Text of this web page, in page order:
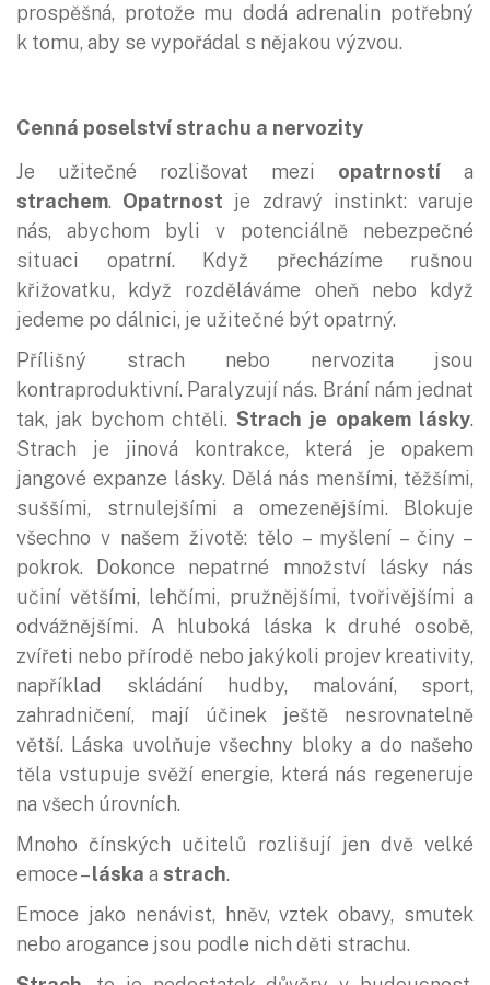
prospěšná, protože mu dodá adrenalin potřebný
k tomu, aby se vypořádal s nějakou výzvou.
Cenná poselství strachu a nervozity
Je užitečné rozlišovat mezi opatrností a
strachem. Opatrnost je zdravý instinkt: varuje
nás, abychom byli v potenciálně nebezpečné
situaci opatrní. Když přecházíme rušnou
křižovatku, když rozděláváme oheň nebo když
jedeme po dálnici, je užitečné být opatrný.
Přílišný strach nebo nervozita jsou
kontraproduktivní. Paralyzují nás. Brání nám jednat
tak, jak bychom chtěli. Strach je opakem lásky.
Strach je jinová kontrakce, která je opakem
jangové expanze lásky. Dělá nás menšími, těžšími,
suššími, strnulejšími a omezenějšími. Blokuje
všechno v našem životě: tělo – myšlení – činy –
pokrok. Dokonce nepatrné množství lásky nás
učiní většími, lehčími, pružnějšími, tvořivějšími a
odvážnějšími. A hluboká láska k druhé osobě,
zvířeti nebo přírodě nebo jakýkoli projev kreativity,
například skládání hudby, malování, sport,
zahradničení, mají účinek ještě nesrovnatelně
větší. Láska uvolňuje všechny bloky a do našeho
těla vstupuje svěží energie, která nás regeneruje
na všech úrovních.
Mnoho čínských učitelů rozlišují jen dvě velké
emoce –láska a strach.
Emoce jako nenávist, hněv, vztek obavy, smutek
nebo arogance jsou podle nich děti strachu.